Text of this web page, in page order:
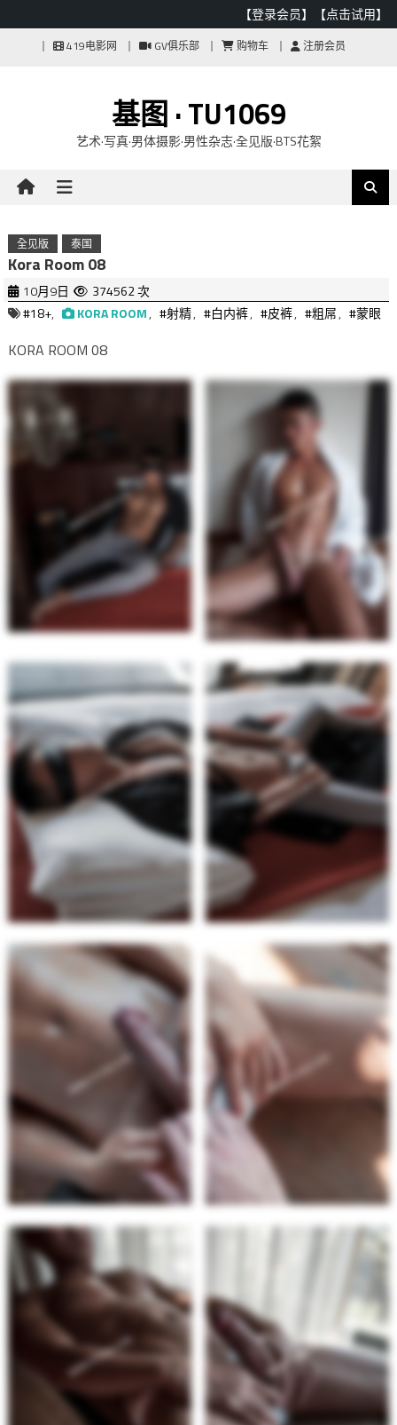
【登录会员】 【点击试用】
419电影网 GV俱乐部 购物车 注册会员
基图 · TU1069
艺术·写真·男体摄影·男性杂志·全见版·BTS花絮
全见版 泰国
Kora Room 08
10月9日
374562 次
#18+, KORA ROOM, #射精, #白内裤, #皮裤, #粗屌, #蒙眼
KORA ROOM 08